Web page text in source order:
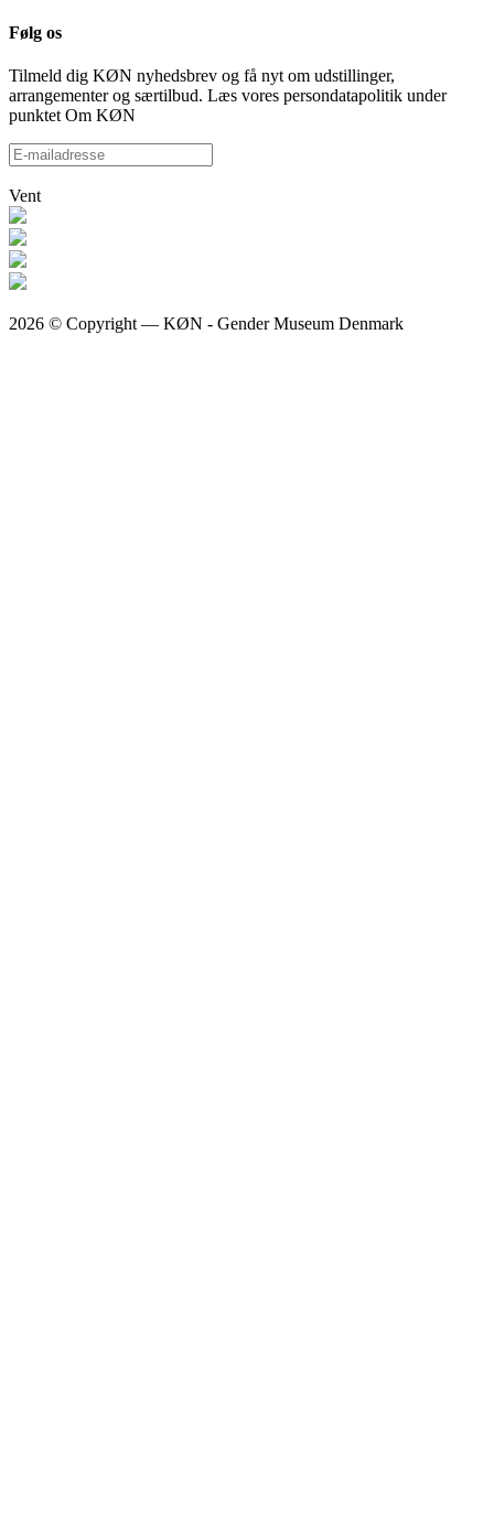
Følg os
Tilmeld dig KØN nyhedsbrev og få nyt om udstillinger,
arrangementer og særtilbud. Læs vores persondatapolitik under
punktet Om KØN
Vent
2026 © Copyright — KØN - Gender Museum Denmark